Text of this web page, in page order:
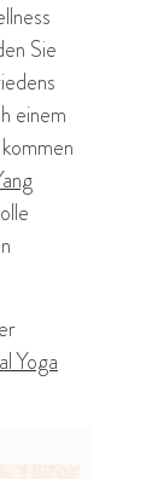
Sie
einem
Yoga